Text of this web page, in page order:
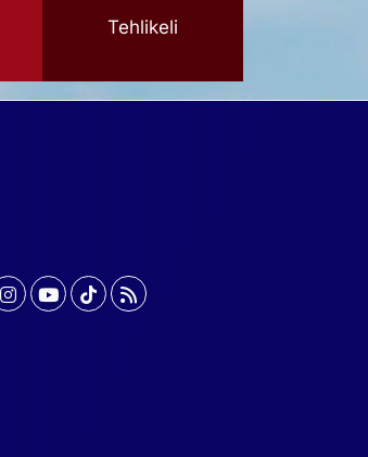
Tehlikeli